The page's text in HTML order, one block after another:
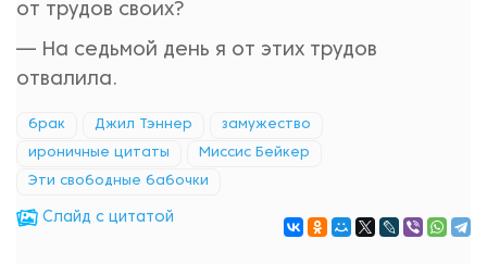
от трудов своих?
— На седьмой день я от этих трудов
отвалила.
брак Джил Тэннер замужество
ироничные цитаты Миссис Бейкер
Эти свободные бабочки
Cлайд с цитатой